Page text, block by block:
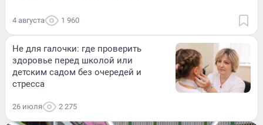
4 августа 1 960
Не для галочки: где проверить
здоровье перед школой или
детским садом без очередей и
стресса
26 июля 2 275